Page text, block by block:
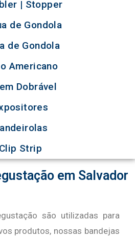
| Stopper
de Gondola
de Gondola
Americano
Dobrável
Clip Strip
em Salvador
são utilizadas para
produtos, nossas bandejas